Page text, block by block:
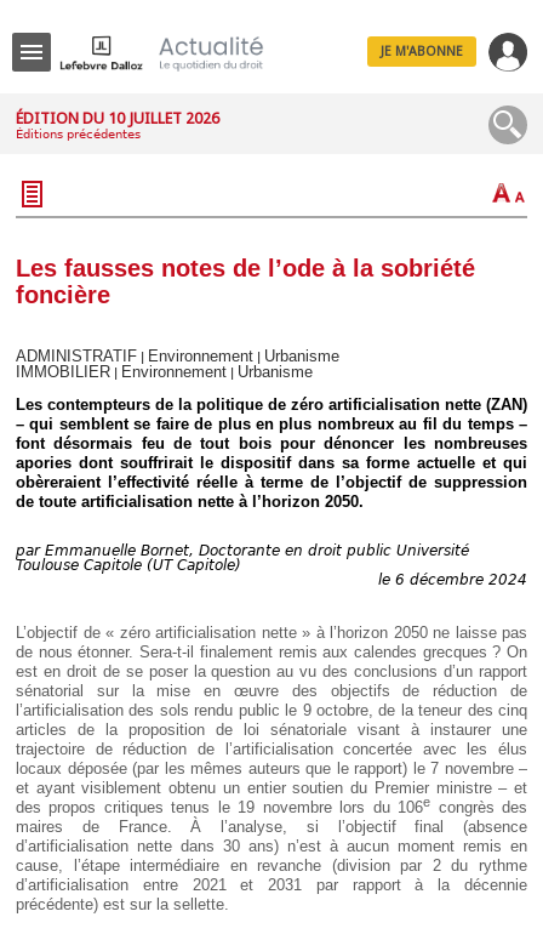
IT
JE M'ABONNE
ÉDITION DU 10 JUILLET 2026
Éditions précédentes
Les fausses notes de l’ode à la sobriété
foncière
ADMINISTRATIF Environnement
Urbanisme
IMMOBILIER
Environnement
Urbanisme
Les contempteurs de la politique de zéro artificialisation nette (ZAN)
– qui semblent se faire de plus en plus nombreux au fil du temps –
font désormais feu de tout bois pour dénoncer les nombreuses
apories dont souffrirait le dispositif dans sa forme actuelle et qui
obèreraient l’effectivité réelle à terme de l’objectif de suppression
de toute artificialisation nette à l’horizon 2050.
par Emmanuelle Bornet, Doctorante en droit public Université
Toulouse Capitole (UT Capitole)
le 6 décembre 2024
L’objectif de « zéro artificialisation nette » à l’horizon 2050 ne laisse pas
de nous étonner. Sera-t-il finalement remis aux calendes grecques ? On
est en droit de se poser la question au vu des conclusions d’un rapport
sénatorial sur la mise en œuvre des objectifs de réduction de
l’artificialisation des sols rendu public le 9 octobre, de la teneur des cinq
articles de la proposition de loi sénatoriale visant à instaurer une
trajectoire de réduction de l’artificialisation concertée avec les élus
locaux déposée (par les mêmes auteurs que le rapport) le 7 novembre –
et ayant visiblement obtenu un entier soutien du Premier ministre – et
des propos critiques tenus le 19 novembre lors du 106e congrès des
maires de France. À l’analyse, si l’objectif final (absence
d’artificialisation nette dans 30 ans) n’est à aucun moment remis en
cause, l’étape intermédiaire en revanche (division par 2 du rythme
d’artificialisation entre 2021 et 2031 par rapport à la décennie
précédente) est sur la sellette.